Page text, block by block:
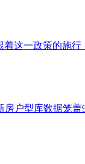
这一政策的施行
户型库数据笼盖